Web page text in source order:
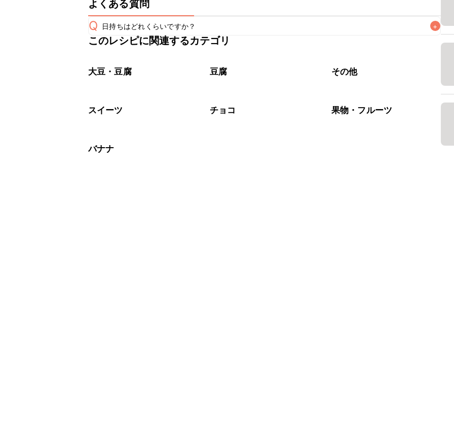
よくある質問
Q 日持ちはどれくらいですか？ +
保存期間は冷蔵で当日中が目安です。なるべくお早めにお召し上がりください。
※日持ちは目安です。
このレシピに関連するカテゴリ
大豆・豆腐 豆腐 その他
スイーツ チョコ 果物・フルーツ
バナナ